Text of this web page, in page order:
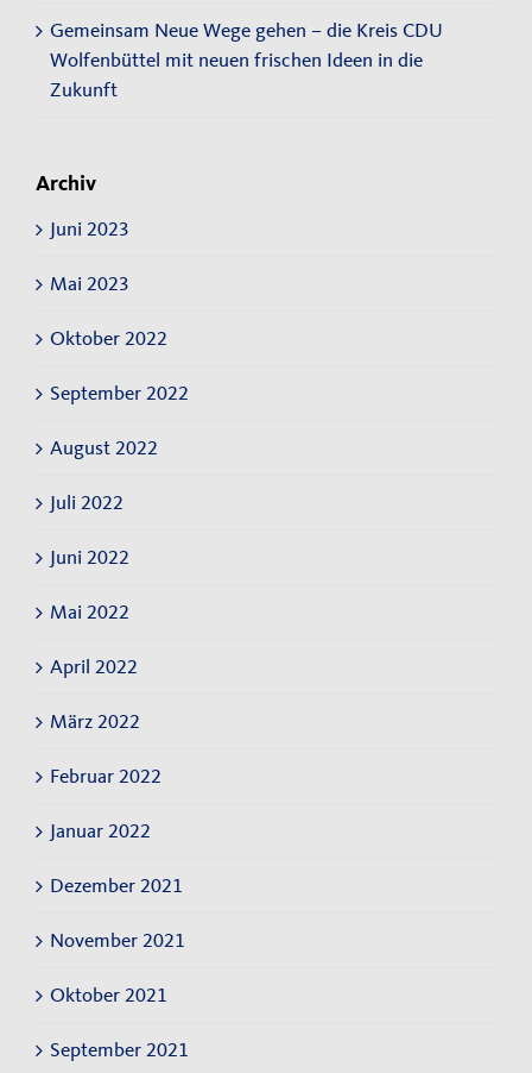
Gemeinsam Neue Wege gehen – die Kreis CDU
Wolfenbüttel mit neuen frischen Ideen in die
Zukunft
Archiv
Juni 2023
Mai 2023
Oktober 2022
September 2022
August 2022
Juli 2022
Juni 2022
Mai 2022
April 2022
März 2022
Februar 2022
Januar 2022
Dezember 2021
November 2021
Oktober 2021
September 2021